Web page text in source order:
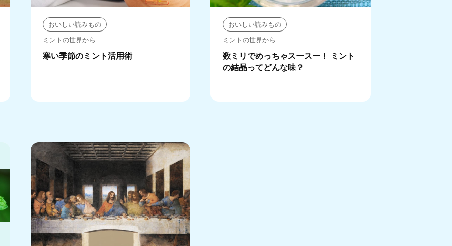
おいしい読みもの
ミントの世界から
寒い季節のミント活用術
おいしい読みもの
ミントの世界から
数ミリでめっちゃスースー！ ミント
の結晶ってどんな味？